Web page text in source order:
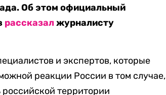
Об этом официальный
рассказалжурналисту
и экспертов, которые
реакции России в том случае,
территории